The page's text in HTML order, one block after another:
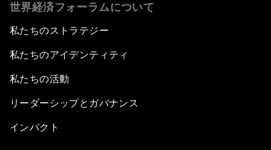
世界経済フォーラムについて
私たちのストラテジー
私たちのアイデンティティ
私たちの活動
リーダーシップとガバナンス
インパクト